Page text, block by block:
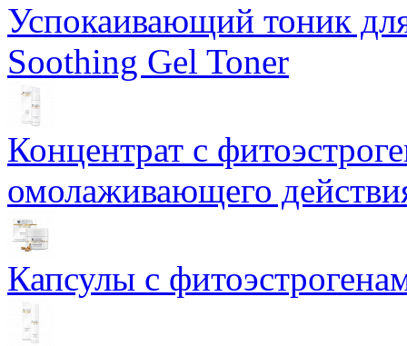
Успокаивающий тоник
Soothing Gel Toner
Концентрат с
омолаживающего
Капсулы с